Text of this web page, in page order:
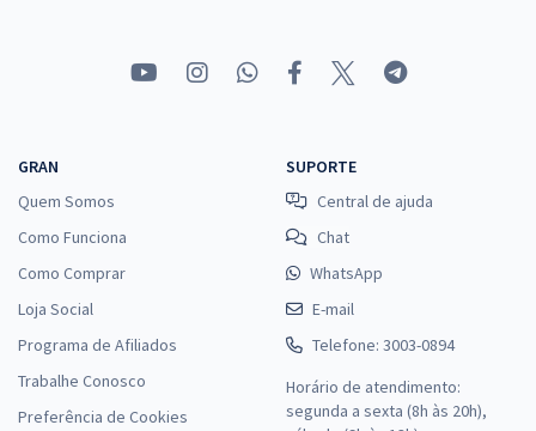
GRAN
Quem Somos
Como Funciona
Como Comprar
Loja Social
Programa de Afiliados
Trabalhe Conosco
Preferência de Cookies
SUPORTE
Central de ajuda
Chat
WhatsApp
E-mail
Telefone: 3003-0894
Horário de atendimento:
segunda a sexta (8h às 20h),